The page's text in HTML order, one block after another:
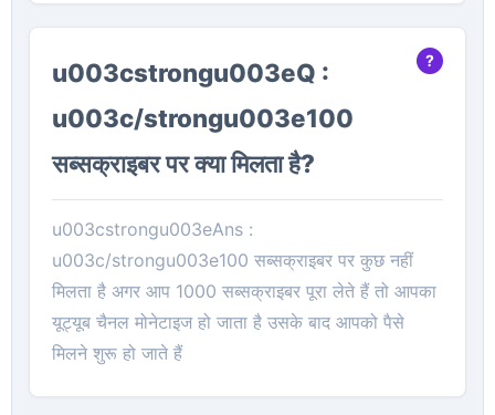
u003cstrongu003eQ :
u003c/strongu003e100
सब्सक्राइबर पर क्या मिलता है?
u003cstrongu003eAns :
u003c/strongu003e100 सब्सक्राइबर पर कुछ नहीं
मिलता है अगर आप 1000 सब्सक्राइबर पूरा लेते हैं तो आपका
यूट्यूब चैनल मोनेटाइज हो जाता है उसके बाद आपको पैसे
मिलने शुरू हो जाते हैं